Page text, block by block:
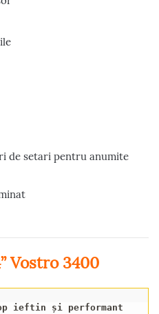
de setari pentru anumite
Vostro 3400
ieftin și performant